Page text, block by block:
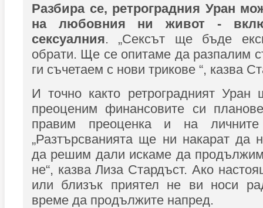
Разбира се, ретроградния Уран
на любовния ни живот -
сексуалния. „Сексът ще бъде
обрати. Ще се опитаме да разпалим
ги съчетаем с нови трикове “, казва
И точно както ретроградният
преоценим финансовите си
правим преоценка и на
„Разтърсванията ще ни накарат да
да решим дали искаме да
не“, казва Лиза Стардъст. Ако
или близък приятел не ви носи
време да продължите напред.